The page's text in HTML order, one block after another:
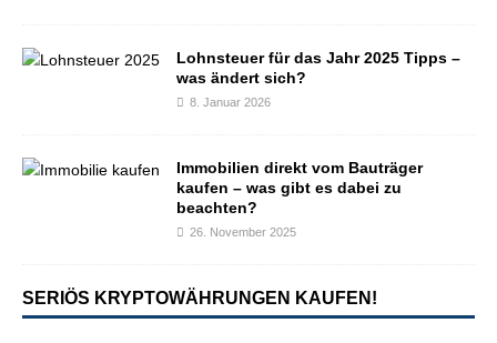
Lohnsteuer für das Jahr 2025 Tipps –
was ändert sich?
8. Januar 2026
Immobilien direkt vom Bauträger
kaufen – was gibt es dabei zu
beachten?
26. November 2025
SERIÖS KRYPTOWÄHRUNGEN KAUFEN!